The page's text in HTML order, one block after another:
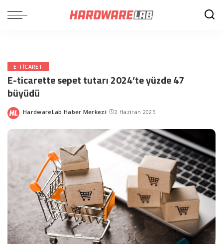
E-TICARET
E-ticarette sepet tutarı 2024’te yüzde 47
büyüdü
Posted
HardwareLab Haber Merkezi 2 Haziran 2025